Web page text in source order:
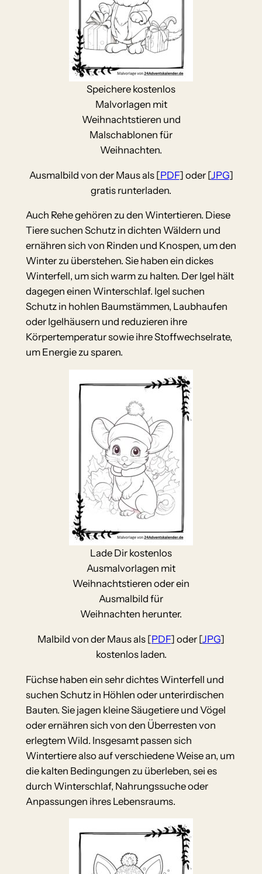
Speichere kostenlos
Malvorlagen mit
Weihnachtstieren und
Malschablonen für
Weihnachten.
Ausmalbild von der Maus als [PDF] oder [JPG]
gratis runterladen.
Auch Rehe gehören zu den Wintertieren. Diese
Tiere suchen Schutz in dichten Wäldern und
ernähren sich von Rinden und Knospen, um den
Winter zu überstehen. Sie haben ein dickes
Winterfell, um sich warm zu halten. Der Igel hält
dagegen einen Winterschlaf. Igel suchen
Schutz in hohlen Baumstämmen, Laubhaufen
oder Igelhäusern und reduzieren ihre
Körpertemperatur sowie ihre Stoffwechselrate,
um Energie zu sparen.
Lade Dir kostenlos
Ausmalvorlagen mit
Weihnachtstieren oder ein
Ausmalbild für
Weihnachten herunter.
Malbild von der Maus als [PDF] oder [JPG]
kostenlos laden.
Füchse haben ein sehr dichtes Winterfell und
suchen Schutz in Höhlen oder unterirdischen
Bauten. Sie jagen kleine Säugetiere und Vögel
oder ernähren sich von den Überresten von
erlegtem Wild. Insgesamt passen sich
Wintertiere also auf verschiedene Weise an, um
die kalten Bedingungen zu überleben, sei es
durch Winterschlaf, Nahrungssuche oder
Anpassungen ihres Lebensraums.